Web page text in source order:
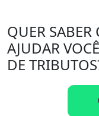
QUER
AJUDAR
DE